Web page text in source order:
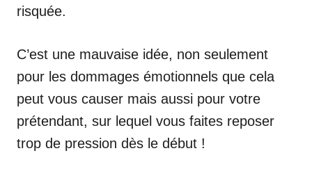
risquée.
C’est une mauvaise idée, non seulement
pour les dommages émotionnels que cela
peut vous causer mais aussi pour votre
prétendant, sur lequel vous faites reposer
trop de pression dès le début !